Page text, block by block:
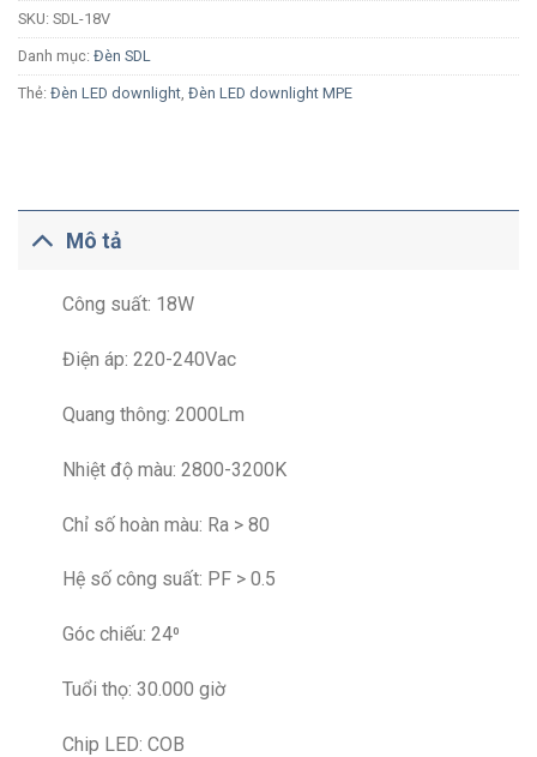
SKU: SDL-18V
Danh mục: Đèn SDL
Thẻ: Đèn LED downlight Đèn LED downlight MPE
Mô tả
Công suất: 18W
Điện áp: 220-240Vac
Quang thông: 2000Lm
Nhiệt độ màu: 2800-3200K
Chỉ số hoàn màu: Ra > 80
Hệ số công suất: PF > 0.5
Góc chiếu: 24⁰
Tuổi thọ: 30.000 giờ
Chip LED: COB